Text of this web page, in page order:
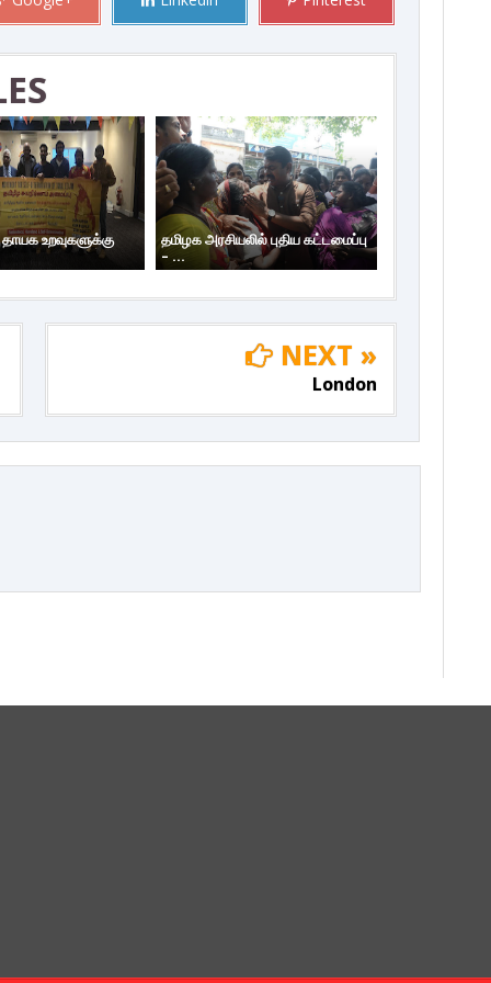
தாயக உறவுகளுக்கு
தமிழக அரசியலில் புதிய கட்டமைப்பு
– ...
NEXT »
London